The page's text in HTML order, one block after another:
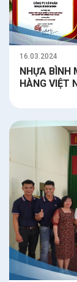
16.03.2024
NHỰA BÌNH
HÀNG VIỆT